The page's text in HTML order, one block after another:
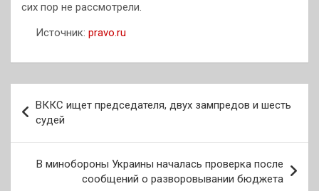
сих пор не рассмотрели.
Источник: pravo.ru
по
записям
ВККС ищет председателя, двух зампредов и шесть
судей
В минобороны Украины началась проверка после
сообщений о разворовывании бюджета